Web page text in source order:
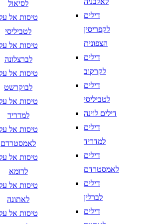
לסיאול
טיסות אל
לטביליסי
טיסות אל
לברצלונה
טיסות אל
לבוקרשט
טיסות אל
למדריד
טיסות אל
לאמסטרדם
טיסות אל
לרומא
טיסות אל
לאתונה
טיסות אל
דילים
לקפריסין
הצפונית
דילים
לקרקוב
דילים
לטביליסי
דילים לוינה
דילים
למדריד
דילים
לאמסטרדם
דילים
לברלין
דילים
שנה בשתי ספרות
לוודא
תאריך,
ספרות קו
קו נטוי שנה בשתי ספרות
נחיתה ב
נחיתה ב